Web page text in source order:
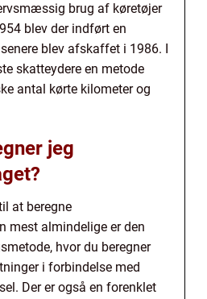
brug af køretøjer
blev der indført en
blev afskaffet i 1986. I
skatteydere en metode
antal kørte kilometer og
jeg
at beregne
mest almindelige er den
hvor du beregner
i forbindelse med
Der er også en forenklet